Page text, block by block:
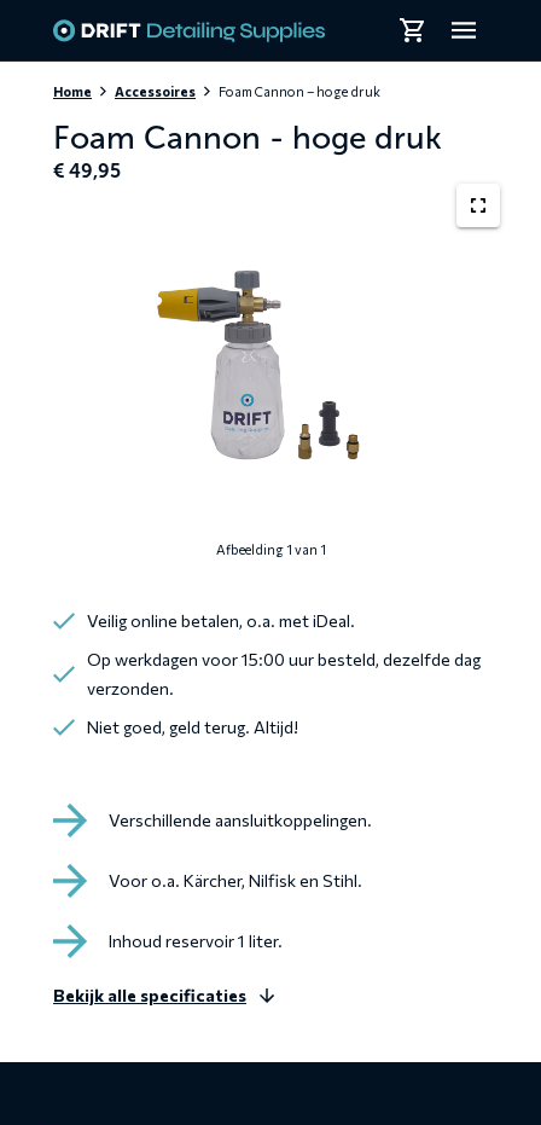
Home Accessoires Foam Cannon – hoge druk
Foam Cannon - hoge druk
€ 49,95
Afbeelding 1 van 1
Veilig online betalen, o.a. met iDeal.
Op werkdagen voor 15:00 uur besteld, dezelfde dag
verzonden.
Niet goed, geld terug. Altijd!
Verschillende aansluitkoppelingen.
Voor o.a. Kärcher, Nilfisk en Stihl.
Inhoud reservoir 1 liter.
Bekijk alle specificaties